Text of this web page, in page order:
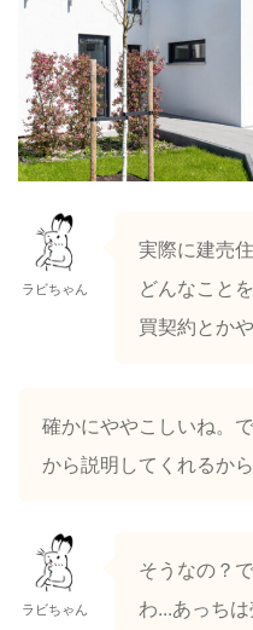
ラビちゃん
実際に建売
どんなこと
買契約とか
確かにややこしいね。
から説明してくれるか
ラビちゃん
そうなの？
わ...あっち